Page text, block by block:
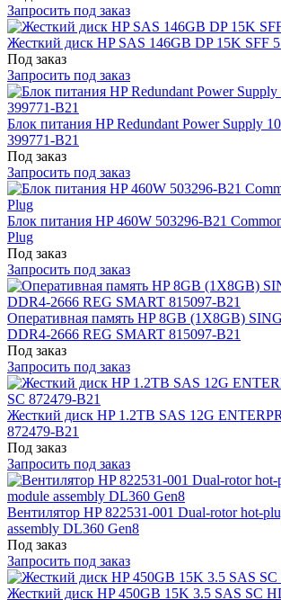
Запросить под заказ
Жесткий диск HP SAS 146GB DP 15K SFF
Под заказ
Запросить под заказ
Блок питания HP Redundant Power Supply
399771-B21
Под заказ
Запросить под заказ
Блок питания HP 460W 503296-B21
Plug
Под заказ
Запросить под заказ
Оперативная память HP 8GB (1X8GB)
DDR4-2666 REG SMART 815097-B21
Под заказ
Запросить под заказ
Жесткий диск HP 1.2TB SAS 12G
872479-B21
Под заказ
Запросить под заказ
Вентилятор HP 822531-001 Dual-rotor hot-
assembly DL360 Gen8
Под заказ
Запросить под заказ
Жесткий диск HP 450GB 15K 3.5 SAS SC